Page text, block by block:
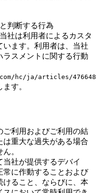
判断する行為
社は利用者によるカスタ
います。利用者は、当社
ラスメントに関する行動
hc/ja/articles/
す。
ご利用およびご利用の結
重大な過失がある場合
。
社が提供するデバイ
常に作動することおよび
けること、ならびに、本